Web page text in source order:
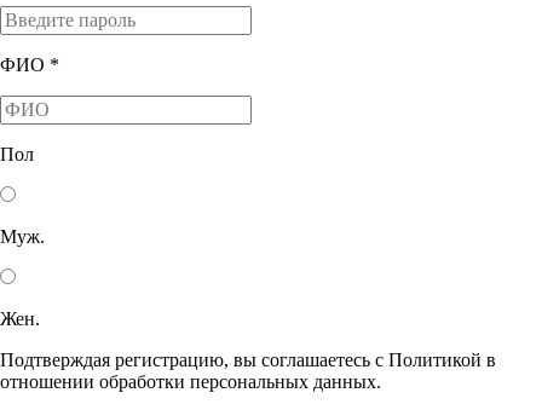
ФИО *
Пол
Муж.
Жен.
Подтверждая регистрацию, вы соглашаетесь с Политикой в
отношении обработки персональных данных.